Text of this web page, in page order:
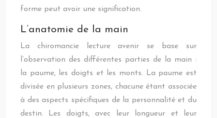
forme peut avoir une signification.
L’anatomie de la main
La chiromancie lecture avenir se base sur
l’observation des différentes parties de la main :
la paume, les doigts et les monts. La paume est
divisée en plusieurs zones, chacune étant associée
à des aspects spécifiques de la personnalité et du
destin. Les doigts, avec leur longueur et leur